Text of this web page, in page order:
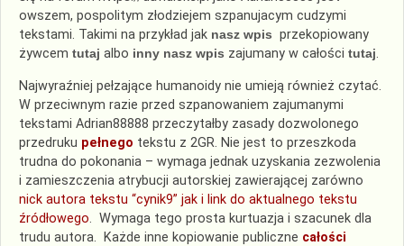
owszem, pospolitym złodziejem szpanujacym cudzymi
tekstami. Takimi na przykład jak nasz wpis przekopiowany
żywcem tutaj albo inny nasz wpis zajumany w całości tutaj.
Najwyraźniej pełzające humanoidy nie umieją również czytać.
W przeciwnym razie przed szpanowaniem zajumanymi
tekstami Adrian88888 przeczytałby zasady dozwolonego
przedruku pełnego tekstu z 2GR. Nie jest to przeszkoda
trudna do pokonania – wymaga jednak uzyskania zezwolenia
i zamieszczenia atrybucji autorskiej zawierającej zarówno
nick autora tekstu “cynik9” jak i link do aktualnego tekstu
źródłowego. Wymaga tego prosta kurtuazja i szacunek dla
trudu autora. Każde inne kopiowanie publiczne całości